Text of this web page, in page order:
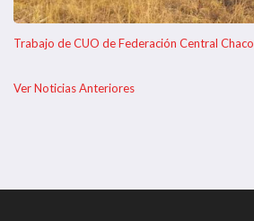
Trabajo de CUO de Federación Central Chaco
Ver Noticias Anteriores